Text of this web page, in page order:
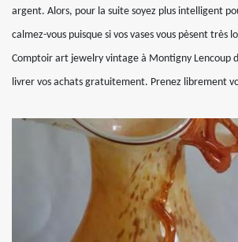
argent. Alors, pour la suite soyez plus intelligent
calmez-vous puisque si vos vases vous pèsent très
Comptoir art jewelry vintage à Montigny Lencoup
livrer vos achats gratuitement. Prenez librement